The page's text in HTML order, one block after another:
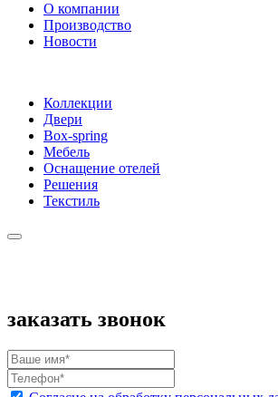
О компании
Производство
Новости
Коллекции
Двери
Box-spring
Мебель
Оснащение отелей
Решения
Текстиль
заказать звонок